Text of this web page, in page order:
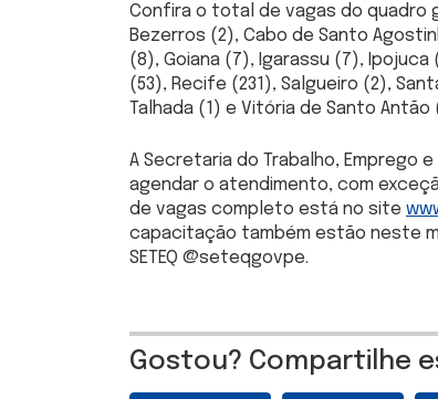
Confira o total de vagas do quadro
Bezerros (2), Cabo de Santo
(8), Goiana (7), Igarassu (7), Ipojuca
(53), Recife (231), Salgueiro (2),
Talhada (1) e Vitória de Santo Antão
A Secretaria do Trabalho, Emprego
agendar o atendimento, com
de vagas completo está no site
capacitação também estão neste
SETEQ @seteqgovpe.
Gostou? Compartilhe